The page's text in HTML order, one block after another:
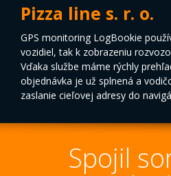
Pizza line s. r. o.
GPS monitoring LogBookie
vozidiel, tak k zobrazeniu
Vďaka službe máme rýchly
objednávka je už splnená a
zaslanie cieľovej adresy do
Spojil